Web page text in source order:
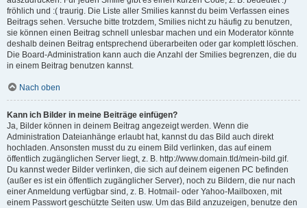
fröhlich und :( traurig. Die Liste aller Smilies kannst du beim Verfassen eines
Beitrags sehen. Versuche bitte trotzdem, Smilies nicht zu häufig zu benutzen,
sie können einen Beitrag schnell unlesbar machen und ein Moderator könnte
deshalb deinen Beitrag entsprechend überarbeiten oder gar komplett löschen.
Die Board-Administration kann auch die Anzahl der Smilies begrenzen, die du
in einem Beitrag benutzen kannst.
Nach oben
Kann ich Bilder in meine Beiträge einfügen?
Ja, Bilder können in deinem Beitrag angezeigt werden. Wenn die
Administration Dateianhänge erlaubt hat, kannst du das Bild auch direkt
hochladen. Ansonsten musst du zu einem Bild verlinken, das auf einem
öffentlich zugänglichen Server liegt, z. B. http://www.domain.tld/mein-bild.gif.
Du kannst weder Bilder verlinken, die sich auf deinem eigenen PC befinden
(außer es ist ein öffentlich zugänglicher Server), noch zu Bildern, die nur nach
einer Anmeldung verfügbar sind, z. B. Hotmail- oder Yahoo-Mailboxen, mit
einem Passwort geschützte Seiten usw. Um das Bild anzuzeigen, benutze den